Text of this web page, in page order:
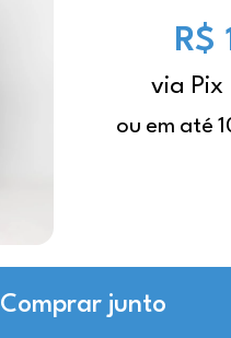
R$
via Pix
ou em até
Comprar junto